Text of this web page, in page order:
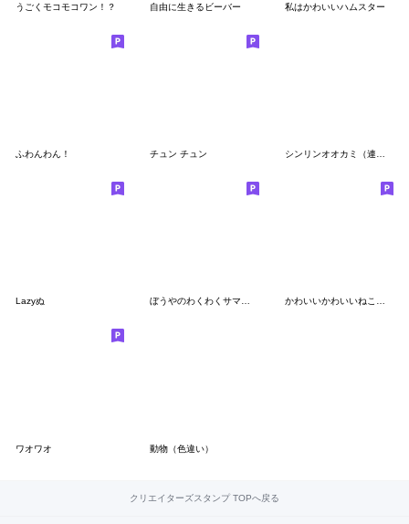
うごくモコモコワン！？ 自由に生きるビーバー 私はかわいいハムスター
ふわんわん！ チュン チュン
Lazyぬ ぼうやのわくわくサマーソルトキック修正版 かわいいかわいいねこちゃん
ワオワオ 動物（色違い）
クリエイターズスタンプ TOPへ戻る